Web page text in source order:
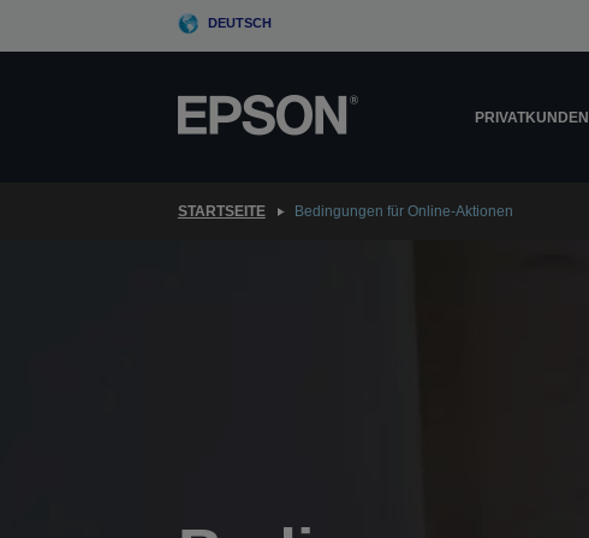
DEUTSCH
PRIVATKUNDEN
STARTSEITE Bedingungen für Online-Aktionen